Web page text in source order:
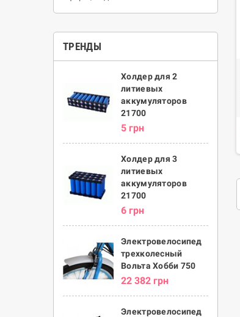
ТРЕНДЫ
Холдер для 2
литиевых
аккумуляторов
21700
5 грн
Холдер для 3
литиевых
аккумуляторов
21700
6 грн
Электровелосипед
трехколесный
Вольта Хобби 750
22 382 грн
Электровелосипед